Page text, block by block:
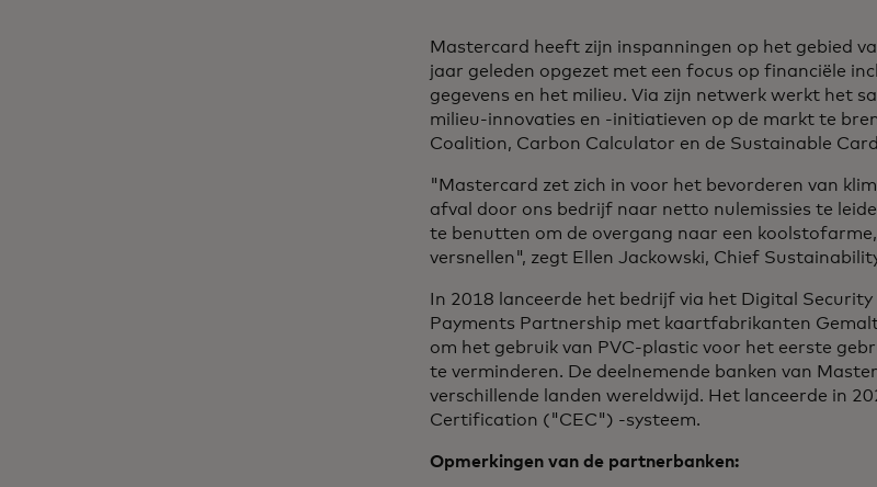
Mastercard heeft zijn inspanningen op het gebied
jaar geleden opgezet met een focus op financiële
gegevens en het milieu. Via zijn netwerk werkt het
milieu-innovaties en -initiatieven op de markt te
Coalition, Carbon Calculator en de Sustainable
"Mastercard zet zich in voor het bevorderen van
afval door ons bedrijf naar netto nulemissies te
te benutten om de overgang naar een
versnellen", zegt Ellen Jackowski, Chief
In 2018 lanceerde het bedrijf via het Digital
Payments Partnership met kaartfabrikanten
om het gebruik van PVC-plastic voor het eerste
te verminderen. De deelnemende banken van
verschillende landen wereldwijd. Het lanceerde in
Certification ("CEC") -systeem.
Opmerkingen van de partnerbanken: